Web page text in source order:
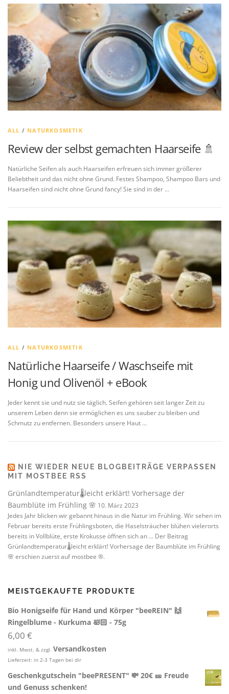
ALL / NATURKOSMETIK
Review der selbst gemachten Haarseife 🚿
Natürliche Seifen als auch Haarseifen erfreuen sich immer größerer
Beliebtheit und das nicht ohne Grund. Festes Shampoo, Shampoo Bars und
Haarseifen sind nicht ohne Grund fancy! Sie sind in der …
ALL / NATURKOSMETIK
Natürliche Haarseife / Waschseife mit
Honig und Olivenöl + eBook
Jeder kennt sie und nutz sie täglich. Seifen gehören seit langer Zeit zu
unserem Leben denn sie ermöglichen es uns sauber zu bleiben und
Schmutz zu entfernen. Besonders unsere Haut …
NIE WIEDER NEUE BLOGBEITRÄGE VERPASSEN
MIT MOSTBEE RSS
Grünlandtemperatur🌡️leicht erklärt! Vorhersage der
Baumblüte im Frühling 🌸 10. März 2023
Jedes Jahr blicken wir gebannt hinaus in die Natur im Frühling. Wir sehen im
Februar bereits erste Frühlingsboten, die Haselsträucher blühen vielerorts
bereits in Vollblüte, erste Krokusse öffnen sich an ... Der Beitrag
Grünlandtemperatur🌡️leicht erklärt! Vorhersage der Baumblüte im Frühling
🌸 erschien zuerst auf mostbee ®.
MEISTGEKAUFTE PRODUKTE
Bio Honigseife für Hand und Körper "beeREIN" 🙌
Ringelblume - Kurkuma 🛀🏻 - 75g
6,00 €
inkl. Mwst. & zzgl. Versandkosten
Lieferzeit: in 2-3 Tagen bei dir
Geschenkgutschein "beePRESENT" 💸 20€ 🎫 Freude
und Genuss schenken!